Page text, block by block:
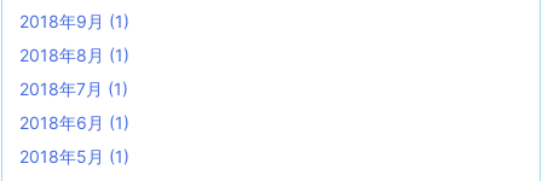
2018年9月 (1)
2018年8月 (1)
2018年7月 (1)
2018年6月 (1)
2018年5月 (1)